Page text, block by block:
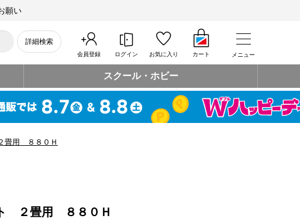
願い
詳細検索
会員登録 ログイン お気に入り カート メニュー
スクール・ホビー
畳用 ８８０Ｈ
２畳用 ８８０Ｈ